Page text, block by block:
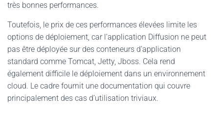
très bonnes performances.
Toutefois, le prix de ces performances élevées limite les
options de déploiement, car l’application Diffusion ne peut
pas être déployée sur des conteneurs d’application
standard comme Tomcat, Jetty, Jboss. Cela rend
également difficile le déploiement dans un environnement
cloud. Le cadre fournit une documentation qui couvre
principalement des cas d’utilisation triviaux.